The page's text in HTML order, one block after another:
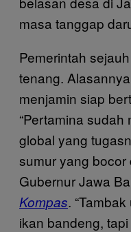
masa tanggap
Pemerintah
tenang.
menjamin siap
“Pertamina
global yang
sumur yang bocor
Gubernur Jawa
Kompas.
ikan bandeng,